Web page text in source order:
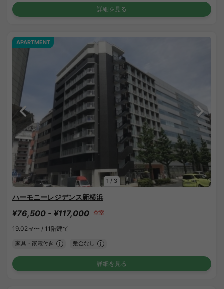
詳細を見る
1 / 3
APARTMENT
ハーモニーレジデンス新横浜
¥76,500 - ¥117,000 空室
19.02㎡〜 / 11階建て
家具・家電付き 敷金なし
詳細を見る